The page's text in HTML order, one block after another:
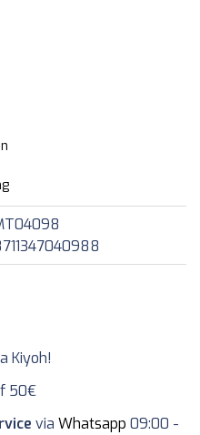
Kiyoh!
50€
via Whatsapp 09:00 -